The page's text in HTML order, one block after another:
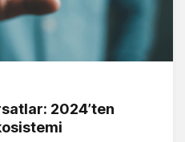
2024’ten